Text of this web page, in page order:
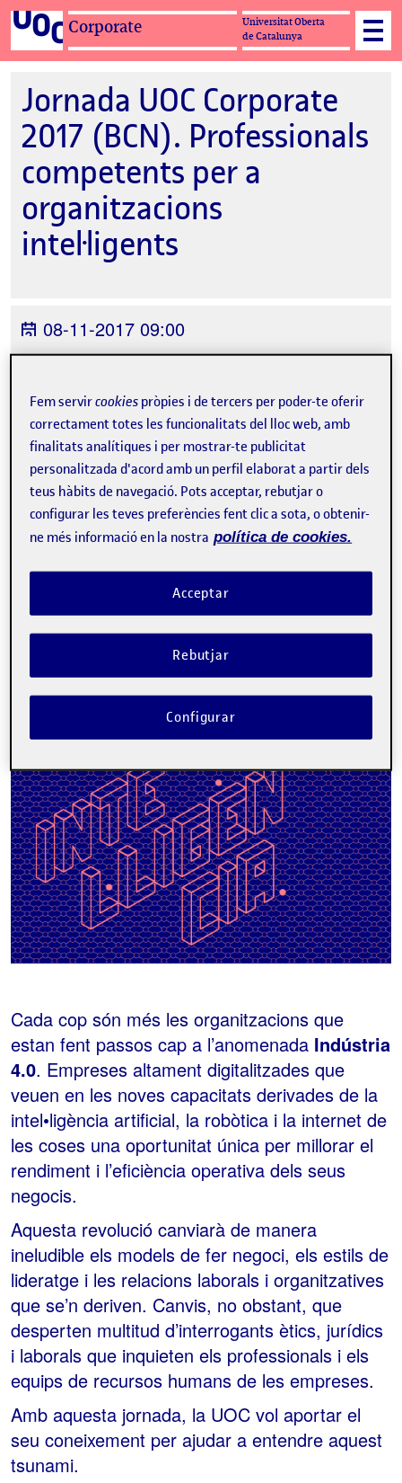
Corporate
Universitat Oberta
de Catalunya
Jornada UOC Corporate
2017 (BCN). Professionals
competents per a
organitzacions
intel·ligents
08-11-2017 09:00
Espai Mazda, Carrer del Comerç, 60,
Tweet
Sobre l'esdeveniment
Cada cop són més les organitzacions que
estan fent passos cap a l’anomenada Indústria
4.0. Empreses altament digitalitzades que
veuen en les noves capacitats derivades de la
intel•ligència artificial, la robòtica i la internet de
les coses una oportunitat única per millorar el
rendiment i l’eficiència operativa dels seus
negocis.
Aquesta revolució canviarà de manera
ineludible els models de fer negoci, els estils de
lideratge i les relacions laborals i organitzatives
que se’n deriven. Canvis, no obstant, que
desperten multitud d’interrogants ètics, jurídics
i laborals que inquieten els professionals i els
equips de recursos humans de les empreses.
Amb aquesta jornada, la UOC vol aportar el
seu coneixement per ajudar a entendre aquest
tsunami.
Fem servircookies pròpies i de tercers per poder-te oferir
correctament totes les funcionalitats del lloc web, amb
finalitats analítiques i per mostrar-te publicitat
personalitzada d'acord amb un perfil elaborat a partir dels
teus hàbits de navegació. Pots acceptar, rebutjar o
configurar les teves preferències fent clic a sota, o obtenir-
ne més informació en la nostra política de cookies.
Rebutjar
Acceptar
Configurar